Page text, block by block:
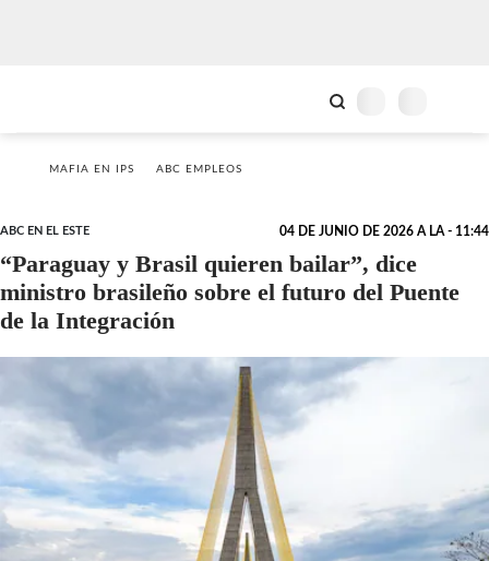
MAFIA EN IPS ABC EMPLEOS
ABC EN EL ESTE 04 DE JUNIO DE 2026 A LA - 11:44
“Paraguay y Brasil quieren bailar”, dice
ministro brasileño sobre el futuro del Puente
de la Integración